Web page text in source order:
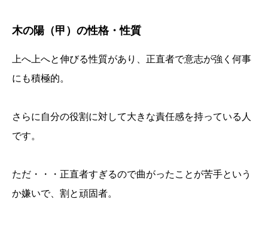
木の陽（甲）の性格・性質
上へ上へと伸びる性質があり、正直者で意志が強く何事
にも積極的。
さらに自分の役割に対して大きな責任感を持っている人
です。
ただ・・・正直者すぎるので曲がったことが苦手という
か嫌いで、割と頑固者。